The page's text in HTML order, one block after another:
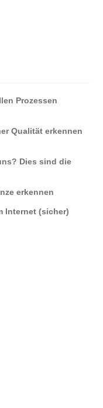
Prozessen
Qualität erkennen
Dies sind die
erkennen
Internet (sicher)